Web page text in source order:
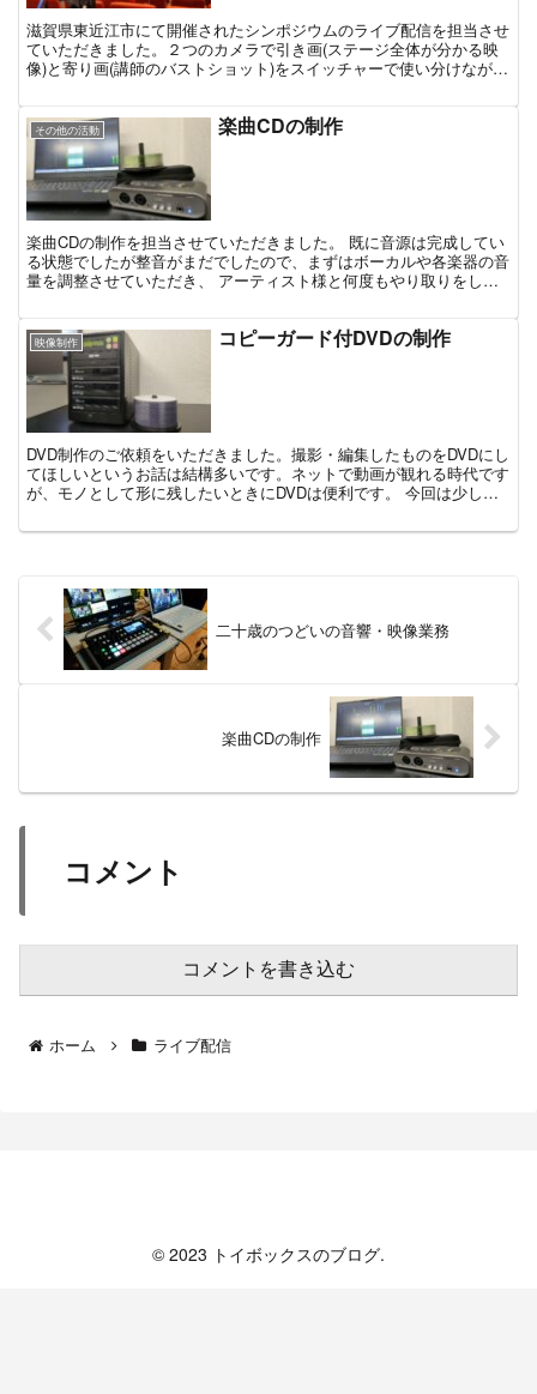
滋賀県東近江市にて開催されたシンポジウムのライブ配信を担当させ
ていただきました。２つのカメラで引き画(ステージ全体が分かる映
像)と寄り画(講師のバストショット)をスイッチャーで使い分けながら
その他の活動 楽曲CDの制作
楽曲CDの制作を担当させていただきました。 既に音源は完成してい
る状態でしたが整音がまだでしたので、まずはボーカルや各楽器の音
量を調整させていただき、 アーティスト様と何度もやり取りをしな
映像制作 コピーガード付DVDの制作
DVD制作のご依頼をいただきました。撮影・編集したものをDVDにし
てほしいというお話は結構多いです。ネットで動画が観れる時代です
が、モノとして形に残したいときにDVDは便利です。 今回は少し特
二十歳のつどいの音響・映像業務
楽曲CDの制作
コメント
コメントを書き込む
ホーム ライブ配信
© 2023 トイボックスのブログ.